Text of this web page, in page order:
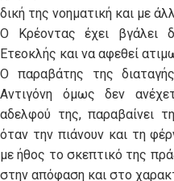
δική της νοηματική και με
Ο Κρέοντας έχει βγάλει
Ετεοκλής και να αφεθεί
Ο παραβάτης της
Αντιγόνη όμως δεν
αδελφού της, παραβαίνει
όταν την πιάνουν και τη
με ήθος το σκεπτικό της
στην απόφαση και στο